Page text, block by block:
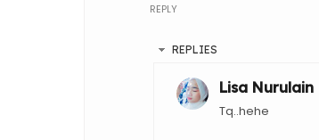
REPLY
REPLIES
Lisa Nurulain
Tq..hehe